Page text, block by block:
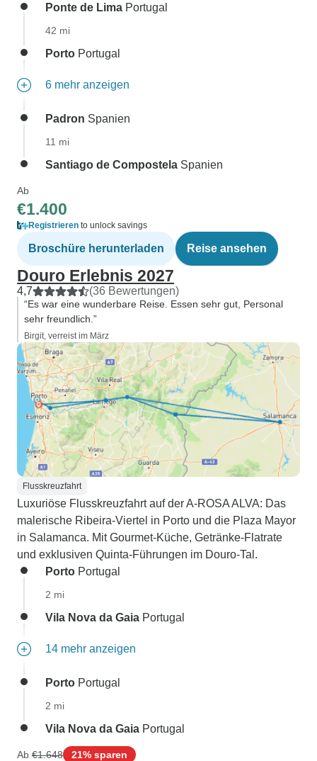
Ponte de Lima Portugal
42 mi
Porto Portugal
6 mehr anzeigen
Padron Spanien
11 mi
Santiago de Compostela Spanien
Ab
€1.400
Registrieren to unlock savings
Broschüre herunterladen Reise ansehen
Douro Erlebnis 2027
4,7 (36 Bewertungen)
“Es war eine wunderbare Reise. Essen sehr gut, Personal
sehr freundlich.”
Birgit, verreist im März
Flusskreuzfahrt
Luxuriöse Flusskreuzfahrt auf der A-ROSA ALVA: Das
malerische Ribeira-Viertel in Porto und die Plaza Mayor
in Salamanca. Mit Gourmet-Küche, Getränke-Flatrate
und exklusiven Quinta-Führungen im Douro-Tal.
Porto Portugal
2 mi
Vila Nova da Gaia Portugal
14 mehr anzeigen
Porto Portugal
2 mi
Vila Nova da Gaia Portugal
Ab €1.648 21% sparen